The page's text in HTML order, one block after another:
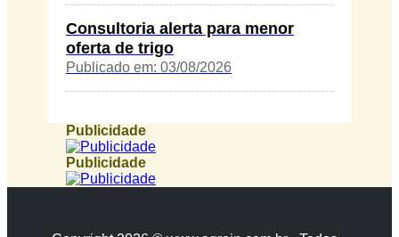
Consultoria alerta para menor
oferta de trigo
Publicado em: 03/08/2026
Publicidade
Publicidade